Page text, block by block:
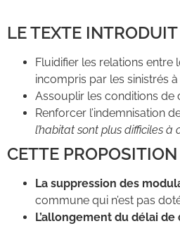
LE TEXTE
Fluidifier les relations entre
incompris par les sinistrés
Assouplir les conditions de
Renforcer l’indemnisation
l’habitat sont plus difficiles
CETTE
La suppression des
commune qui n’est pas
L’allongement du délai